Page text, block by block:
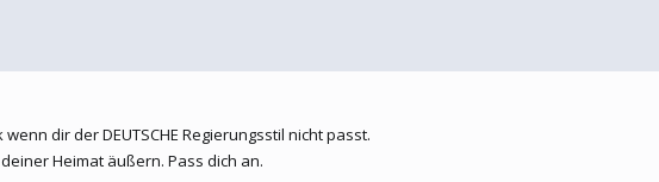
dir der DEUTSCHE Regierungsstil nicht passt.
Heimat äußern. Pass dich an.